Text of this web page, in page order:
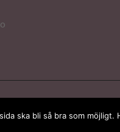
ska bli så bra som